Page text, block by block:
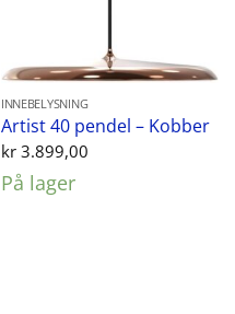
INNEBELYSNING
Artist 40 pendel – Kobber
kr3.899,00
På lager